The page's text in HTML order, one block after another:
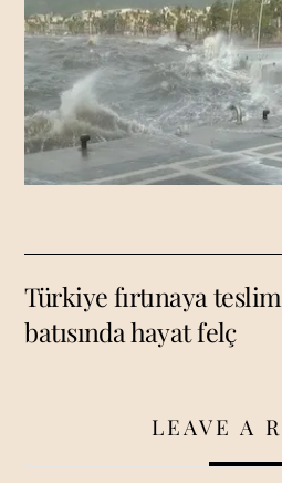
Türkiye fırtınaya
batısında hayat felç
LEAVE A